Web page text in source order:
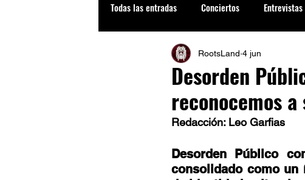
Todas las entradas Conciertos Entrevistas
Recomendaciones Videos
Cultura Cobertura
Documentales Podcast Rastafari
Desorden
reconocemos a
RootsLand 4 jun
Redacción: Leo Garfias
Desorden Público
consolidado como